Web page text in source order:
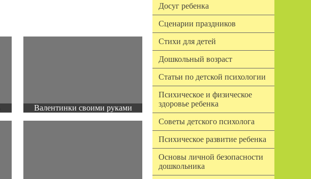
Валентинки своими руками
Досуг ребенка
Сценарии праздников
Стихи для детей
Дошкольный возраст
Статьи по детской психологии
Психическое и физическое
здоровье ребенка
Советы детского психолога
Психическое развитие ребенка
Основы личной безопасности
дошкольника